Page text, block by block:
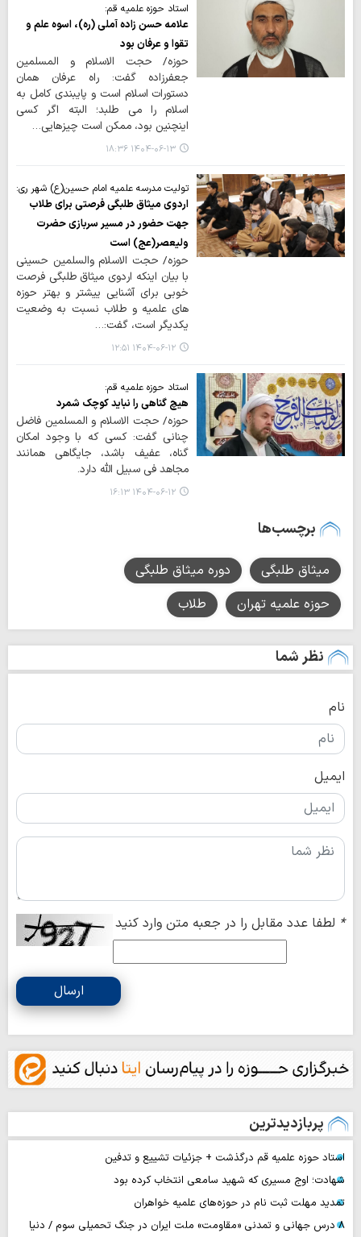
استاد حوزه علمیه قم:
علامه حسن زاده آملی (ره)، اسوه علم و
تقوا و عرفان بود
حوزه/ حجت الاسلام و المسلمین
جعفرزاده گفت: راه عرفان همان
دستورات اسلام است و پایبندی کامل به
اسلام را می طلبد؛ البته اگر کسی
اینچنین بود، ممکن است چیزهایی…
۱۴۰۴-۰۶-۱۳ ۱۸:۳۶
تولیت مدرسه علمیه امام حسین(ع) شهر ری:
اردوی میثاق طلبگی فرصتی برای طلاب
جهت حضور در مسیر سربازی حضرت
ولیعصر(عج) است
حوزه/ حجت الاسلام والسلمین حسینی
با بیان اینکه اردوی میثاق طلبگی فرصت
خوبی برای آشنایی ییشتر و بهتر حوزه
های علمیه و طلاب نسبت به وضعیت
یکدیگر است، گفت:…
۱۴۰۴-۰۶-۱۲ ۱۲:۵۱
استاد حوزه علمیه قم:
هیچ گناهی را نباید کوچک شمرد
حوزه/ حجت الاسلام و المسلمین فاضل
چنانی گفت: کسی که با وجود امکان
گناه، عفیف باشد، جایگاهی همانند
مجاهد فی سبیل الله دارد.
۱۴۰۴-۰۶-۱۲ ۱۶:۱۳
برچسب‌ها
میثاق طلبگی
دوره میثاق طلبگی
حوزه علمیه تهران
طلاب
نظر شما
نام
ایمیل
* لطفا عدد مقابل را در جعبه متن وارد کنید
ارسال
پربازدیدترین
استاد حوزه علمیه قم درگذشت + جزئیات تشییع و تدفین
شهادت؛ اوج مسیری که شهید سامعی انتخاب کرده بود
تمدید مهلت ثبت نام در حوزه‌های علمیه خواهران
۸ درس جهانی و تمدنی «مقاومت» ملت ایران در جنگ تحمیلی سوم / دنیا